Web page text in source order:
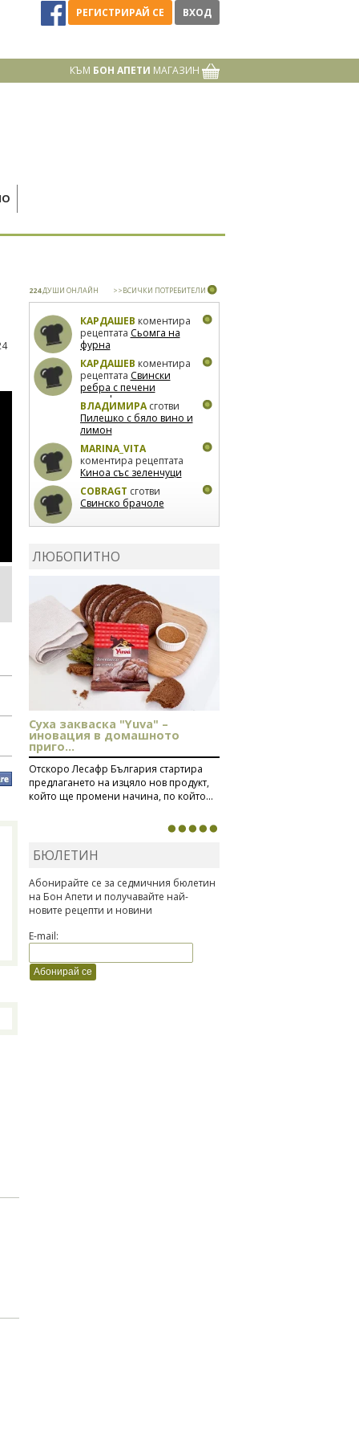
РЕГИСТРИРАЙ СЕ ВХОД
КЪМ БОН АПЕТИ МАГАЗИН
224ДУШИ ОНЛАЙН >>ВСИЧКИ ПОТРЕБИТЕЛИ
КАРДАШЕВ коментира
рецептата Сьомга на
фурна
КАРДАШЕВ коментира
рецептата Свински
ребра с печени
картофи
ВЛАДИМИРАсготви
Пилешко с бяло вино и
лимон
MARINA_VITA
коментира рецептата
Киноа със зеленчуци
COBRAGT сготви
Свинско брачоле
Фокача със синьо
сирене, лук и орехи
ЛЮБОПИТНО
Суха закваска "Yuva" –
иновация в домашното
приго...
Отскоро Лесафр България стартира
предлагането на изцяло нов продукт,
който ще промени начина, по който...
БЮЛЕТИН
Абонирайте се за седмичния бюлетин
на Бон Апети и получавайте най-
новите рецепти и новини
E-mail: